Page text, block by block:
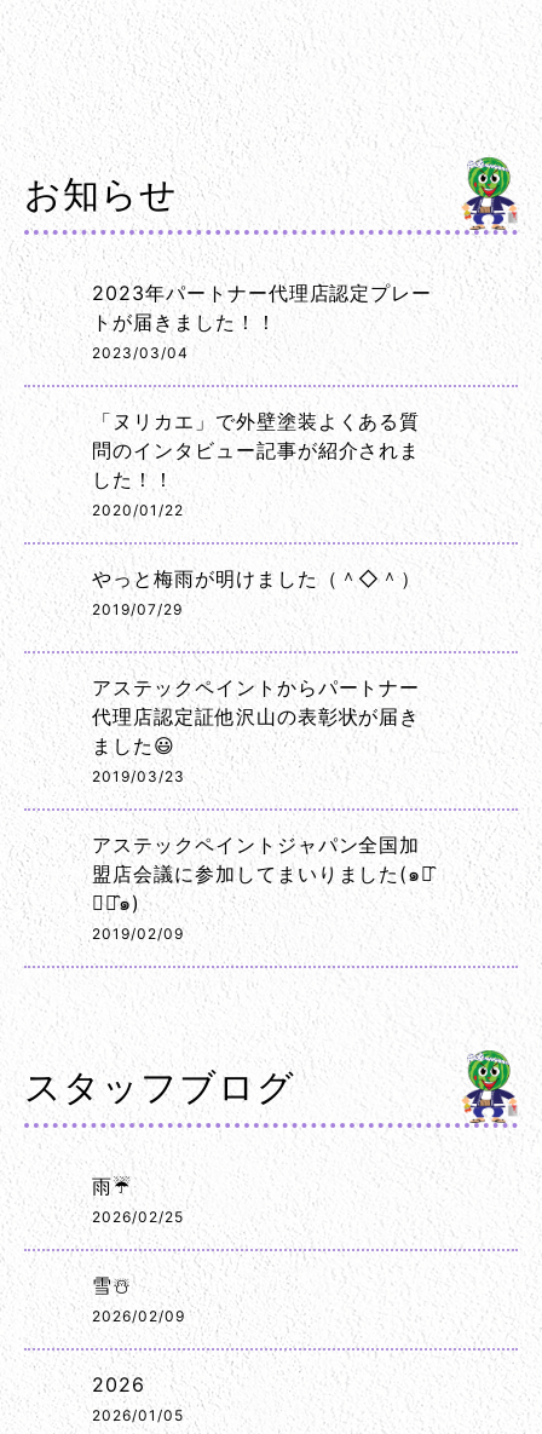
お知らせ
2023年パートナー代理店認定プレー
トが届きました！！
2023/03/04
「ヌリカエ」で外壁塗装よくある質
問のインタビュー記事が紹介されま
した！！
2020/01/22
やっと梅雨が明けました（＾◇＾）
2019/07/29
アステックペイントからパートナー
代理店認定証他沢山の表彰状が届き
ました😃
2019/03/23
アステックペイントジャパン全国加
盟店会議に参加してまいりました(๑･̑
◡･̑๑)
2019/02/09
スタッフブログ
雨☔
2026/02/25
雪☃️
2026/02/09
2026
2026/01/05